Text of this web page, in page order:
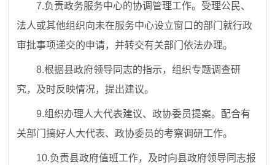
7.负责政务服务中心的协调管理工作。受理公民、
法人或其他组织向未在服务中心设立窗口的部门就行政
审批事项递交的申请，并转交有关部门依法办理。
8.根据县政府领导同志的指示，组织专题调查研
究，及时反映情况，提出建议。
9.组织办理人大代表建议、政协委员提案。配合有
关部门搞好人大代表、政协委员的考察调研工作。
10.负责县政府值班工作，及时向县政府领导同志报